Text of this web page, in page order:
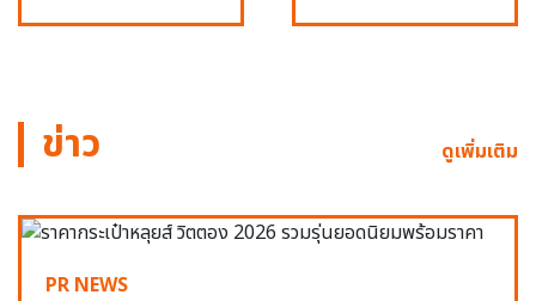
ข่าว ดูเพิ่มเติม
PR NEWS